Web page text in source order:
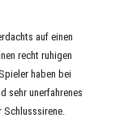
auf einen
recht ruhigen
haben bei
sehr unerfahrenes